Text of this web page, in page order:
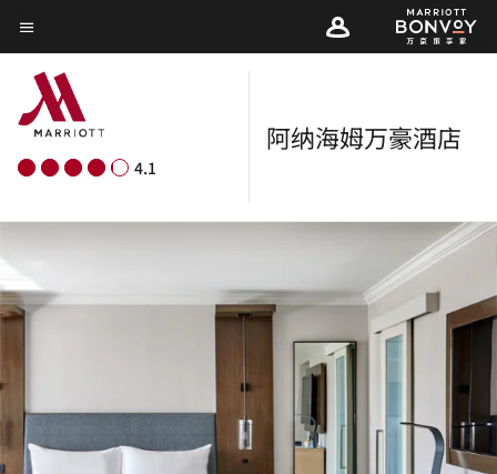
Skip
to
main
content
菜单文本
4.1
阿纳海姆万豪酒店